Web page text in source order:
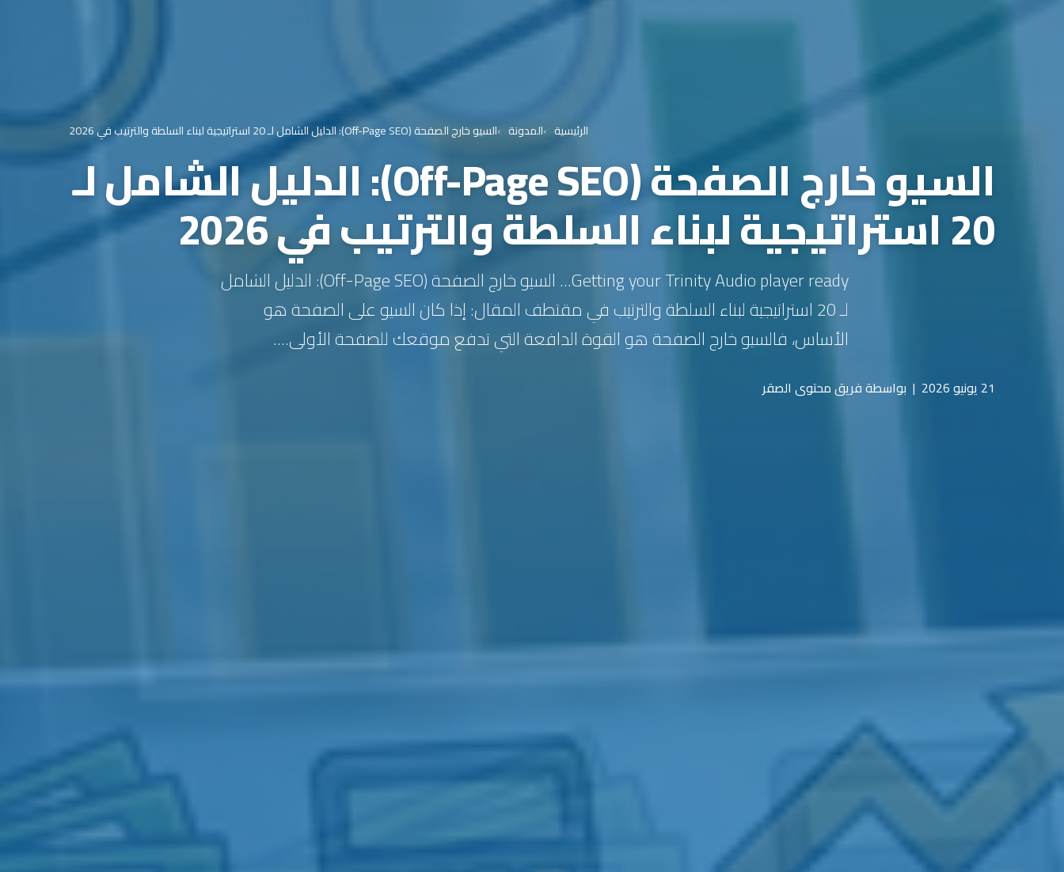
الرئيسية المدونة السيو خارج الصفحة (Off-Page SEO): الدليل الشامل لـ 20 استراتيجية لبناء السلطة والترتيب في 2026
السيو خارج الصفحة (Off-Page SEO): الدليل الشامل لـ
20 استراتيجية لبناء السلطة والترتيب في 2026
Getting your Trinity Audio player ready... السيو خارج الصفحة (Off-Page SEO): الدليل الشامل
لـ 20 استراتيجية لبناء السلطة والترتيب في مقتطف المقال: إذا كان السيو على الصفحة هو
الأساس، فالسيو خارج الصفحة هو القوة الدافعة التي تدفع موقعك للصفحة الأولى....
21 يونيو 2026 | بواسطة فريق محتوى الصقر